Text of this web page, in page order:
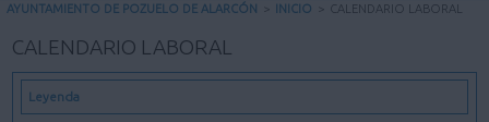
MI CARPETA
AYUNTAMIENTO DE POZUELO DE ALARCÓN > INICIO > CALENDARIO LABORAL
CALENDARIO LABORAL
Leyenda